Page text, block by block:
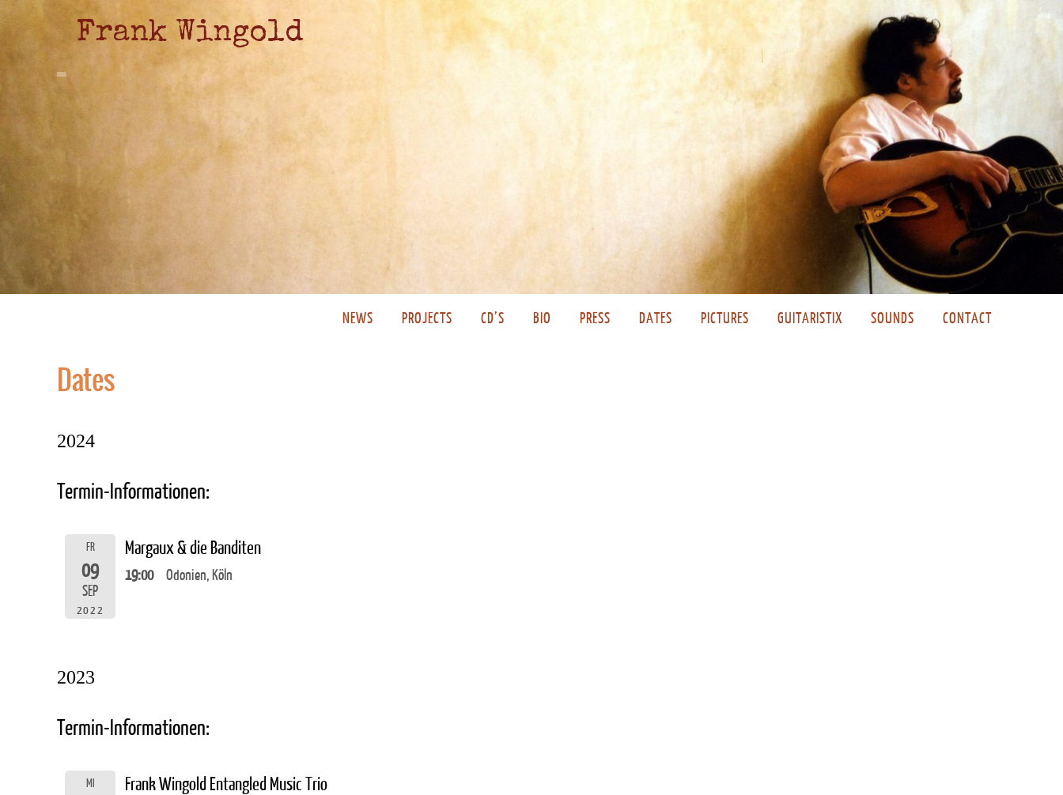
Frank Wingold
NEWS PROJECTS CD’S BIO PRESS DATES PICTURES GUITARISTIX SOUNDS CONTACT
Dates
2024
Termin-Informationen:
FR
09
SEP
2022
Margaux & die Banditen
19:00 Odonien, Köln
2023
Termin-Informationen:
MI Frank Wingold Entangled Music Trio